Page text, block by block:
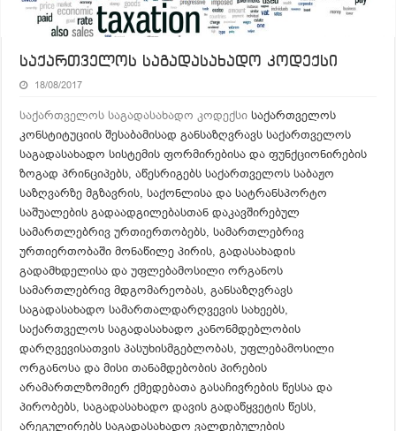
საქართველოს საგადასახადო კოდექსი
18/08/2017
საქართველოს საგადასახადო კოდექსი საქართველოს
კონსტიტუციის შესაბამისად განსაზღვრავს საქართველოს
საგადასახადო სისტემის ფორმირებისა და ფუნქციონირების
ზოგად პრინციპებს, აწესრიგებს საქართველოს საბაჟო
საზღვარზე მგზავრის, საქონლისა და სატრანსპორტო
საშუალების გადაადგილებასთან დაკავშირებულ
სამართლებრივ ურთიერთობებს, სამართლებრივ
ურთიერთობაში მონაწილე პირის, გადასახადის
გადამხდელისა და უფლებამოსილი ორგანოს
სამართლებრივ მდგომარეობას, განსაზღვრავს
საგადასახადო სამართალდარღვევის სახეებს,
საქართველოს საგადასახადო კანონმდებლობის
დარღვევისათვის პასუხისმგებლობას, უფლებამოსილი
ორგანოსა და მისი თანამდებობის პირების
არამართლზომიერ ქმედებათა გასაჩივრების წესსა და
პირობებს, საგადასახადო დავის გადაწყვეტის წესს,
არეგულირებს საგადასახადო ვალდებულების